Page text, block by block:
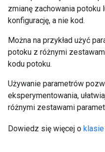
zmianę zachowania
konfigurację, a nie kod.
Można na przykład użyć
potoku z różnymi
kodu potoku.
Używanie parametrów
eksperymentowania,
różnymi zestawami
Dowiedz się więcej o klasie